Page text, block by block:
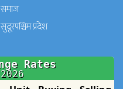
समाज
सुदूरपश्चिम प्रदेश